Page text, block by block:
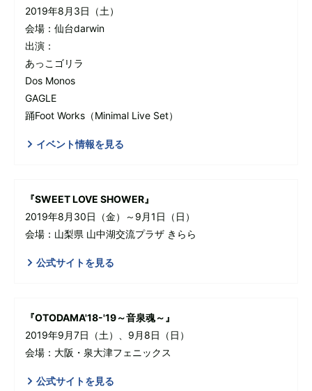
2019年8月3日（土）
会場：仙台darwin
出演：
あっこゴリラ
Dos Monos
GAGLE
踊Foot Works（Minimal Live Set）
イベント情報を見る
『SWEET LOVE SHOWER』
2019年8月30日（金）～9月1日（日）
会場：山梨県 山中湖交流プラザ きらら
公式サイトを見る
『OTODAMA'18-'19～音泉魂～』
2019年9月7日（土）、9月8日（日）
会場：大阪・泉大津フェニックス
公式サイトを見る